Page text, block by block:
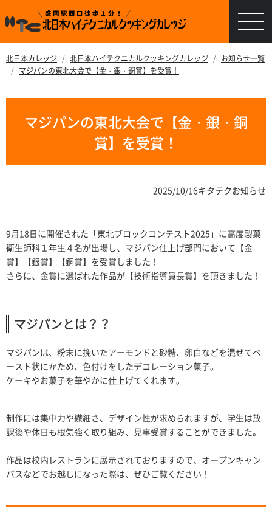
北日本カレッジ 北日本ハイテクニカルクッキングカレッジ
お知らせ一覧
マジパンの東北大会で【金・銀・銅賞】を受賞！
マジパンの東北大会で【金・銀・銅
賞】を受賞！
2025/10/16キタテクお知らせ
9月18日に開催された「東北ブロックコンテスト2025」に高度製菓
衛生師科１年生４名が出場し、マジパン仕上げ部門において【金
賞】【銀賞】【銅賞】を受賞しました！
さらに、金賞に選ばれた作品が【技術指導員長賞】を頂きました！
マジパンとは？？
マジパンは、粉末に挽いたアーモンドと砂糖、卵白などを混ぜてペ
ースト状にかため、色付けをしたデコレーション菓子。
ケーキやお菓子を華やかに仕上げてくれます。
制作には集中力や繊細さ、デザイン性が求められますが、学生は放
課後や休日も根気強く取り組み、見事受賞することができました。
作品は校内レストランに展示されておりますので、オープンキャン
パスなどでお越しになった際は、ぜひご覧ください！